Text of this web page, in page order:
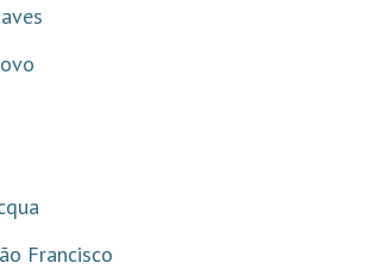
Francisco